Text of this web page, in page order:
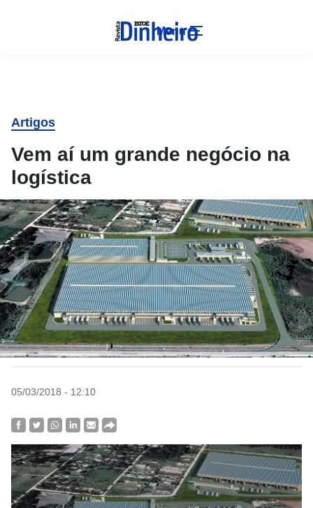
Menu
Artigos
Vem aí um grande negócio na
logística
05/03/2018 - 12:10